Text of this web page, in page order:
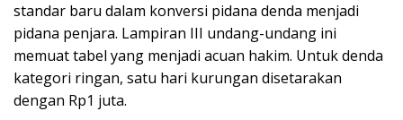
standar baru dalam konversi pidana denda menjadi
pidana penjara. Lampiran III undang-undang ini
memuat tabel yang menjadi acuan hakim. Untuk denda
kategori ringan, satu hari kurungan disetarakan
dengan Rp1 juta.